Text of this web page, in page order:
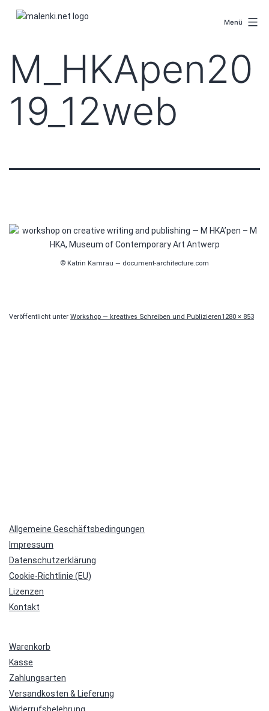
Inhalt
Menü
M_HKApen20
19_12web
© Katrin Kamrau — document-architecture.com
Veröffentlicht unter Workshop — kreatives Schreiben und PublizierenOriginalgröße
1280 × 853
Allgemeine Geschäftsbedingungen
Impressum
Datenschutzerklärung
Cookie-Richtlinie (EU)
Lizenzen
Kontakt
Warenkorb
Kasse
Zahlungsarten
Versandkosten & Lieferung
Widerrufsbelehrung